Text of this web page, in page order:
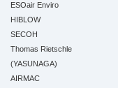
ESOair Enviro
HIBLOW
SECOH
Thomas Rietschle
(YASUNAGA)
AIRMAC